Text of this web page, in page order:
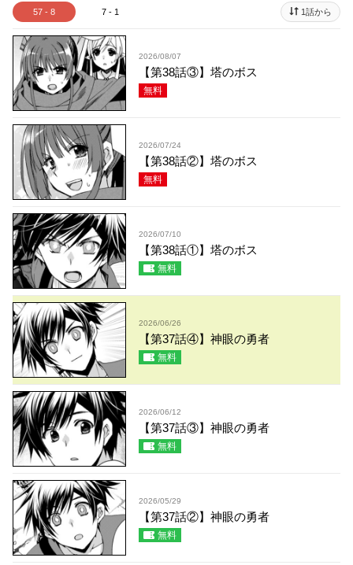
57 - 8 7 - 1 1話から
2026/08/07
【第38話③】塔のボス
無料
2026/07/24
【第38話②】塔のボス
無料
2026/07/10
【第38話①】塔のボス
無料
2026/06/26
【第37話④】神眼の勇者
無料
2026/06/12
【第37話③】神眼の勇者
無料
2026/05/29
【第37話②】神眼の勇者
無料